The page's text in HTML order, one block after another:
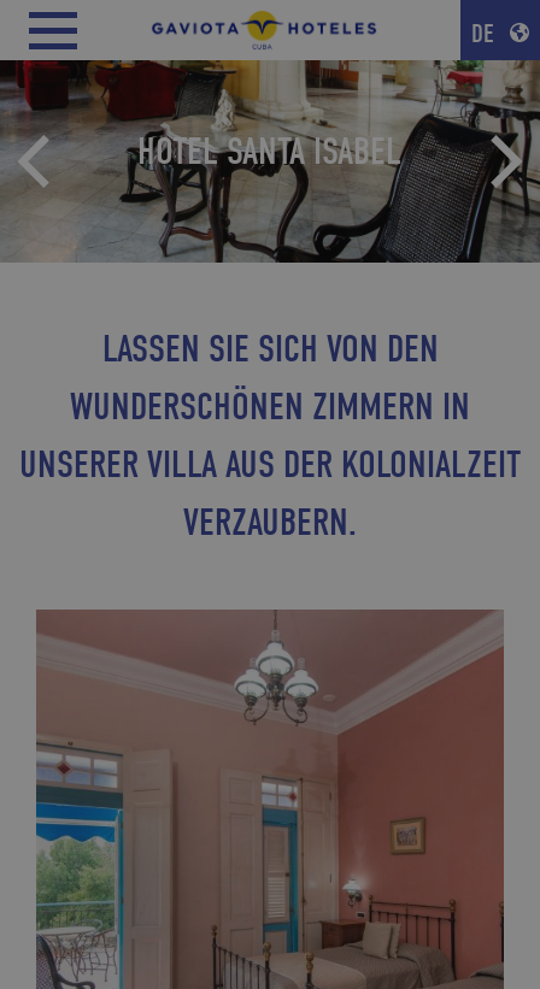
DE
HOTEL SANTA ISABEL
LASSEN SIE SICH VON DEN
WUNDERSCHÖNEN ZIMMERN IN
UNSERER VILLA AUS DER KOLONIALZEIT
VERZAUBERN.